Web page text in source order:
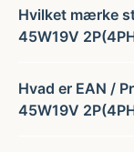
Hvilket mærke
45W19V
Hvad er EAN /
45W19V